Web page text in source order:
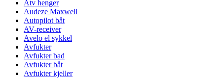
Atv henger
Audeze Maxwell
Autopilot båt
AV-receiver
Avelo el sykkel
Avfukter
Avfukter bad
Avfukter båt
Avfukter kjeller